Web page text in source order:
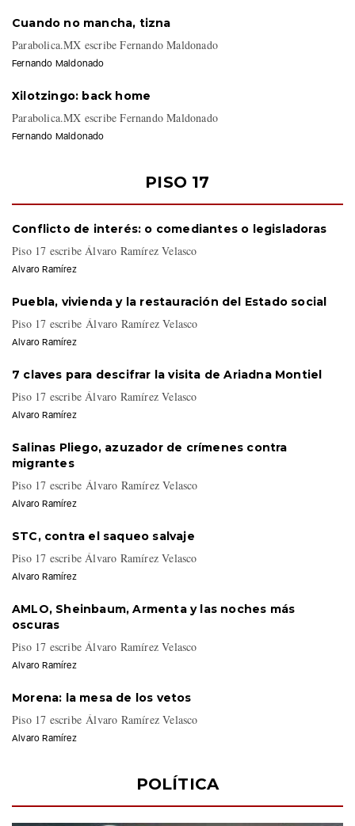
Cuando no mancha, tizna
Parabolica.MX escribe Fernando Maldonado
Fernando Maldonado
Xilotzingo: back home
Parabolica.MX escribe Fernando Maldonado
Fernando Maldonado
PISO 17
Conflicto de interés: o comediantes o legisladoras
Piso 17 escribe Álvaro Ramírez Velasco
Alvaro Ramírez
Puebla, vivienda y la restauración del Estado social
Piso 17 escribe Álvaro Ramírez Velasco
Alvaro Ramírez
7 claves para descifrar la visita de Ariadna Montiel
Piso 17 escribe Álvaro Ramírez Velasco
Alvaro Ramírez
Salinas Pliego, azuzador de crímenes contra
migrantes
Piso 17 escribe Álvaro Ramírez Velasco
Alvaro Ramírez
STC, contra el saqueo salvaje
Piso 17 escribe Álvaro Ramírez Velasco
Alvaro Ramírez
AMLO, Sheinbaum, Armenta y las noches más
oscuras
Piso 17 escribe Álvaro Ramírez Velasco
Alvaro Ramírez
Morena: la mesa de los vetos
Piso 17 escribe Álvaro Ramírez Velasco
Alvaro Ramírez
POLÍTICA